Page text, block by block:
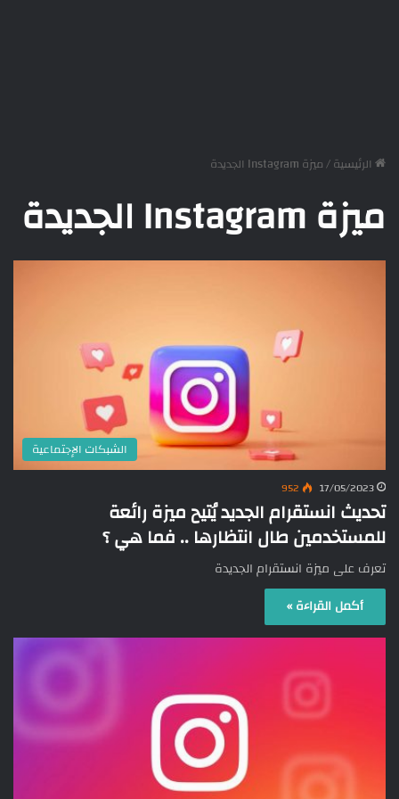
الرئيسية/ميزة Instagram الجديدة
ميزة Instagram الجديدة
الشبكات الإجتماعية
17/05/2023
952
تحديث انستقرام الجديد يُتيح ميزة رائعة
للمستخدمين طال انتظارها .. فما هي ؟
تعرف على ميزة انستقرام الجديدة
أكمل القراءة »